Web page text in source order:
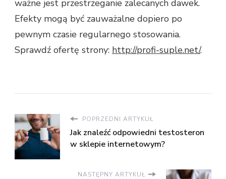
ważne jest przestrzeganie zalecanych dawek.
Efekty mogą być zauważalne dopiero po
pewnym czasie regularnego stosowania.
Sprawdź ofertę strony: http://profi-suple.net/.
POPRZEDNI ARTYKUŁ
Jak znaleźć odpowiedni testosteron
w sklepie internetowym?
NASTĘPNY ARTYKUŁ